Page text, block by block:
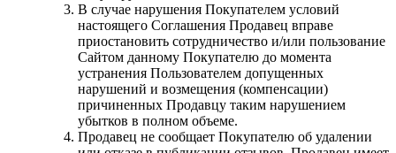
В случае нарушения Покупателем условий
настоящего Соглашения Продавец вправе
приостановить сотрудничество и/или пользование
Сайтом данному Покупателю до момента
устранения Пользователем допущенных
нарушений и возмещения (компенсации)
причиненных Продавцу таким нарушением
убытков в полном объеме.
Продавец не сообщает Покупателю об удалении